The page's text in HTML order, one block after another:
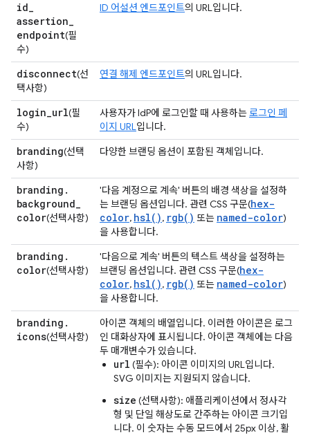
id_
assertion_
endpoint(필
수)
ID 어설션 엔드포인트의 URL입니다.
disconnect(선
택사항)
연결 해제 엔드포인트의 URL입니다.
login_url(필
수)
사용자가 IdP에 로그인할 때 사용하는로그인 페
이지 URL입니다.
branding(선택
사항)
다양한 브랜딩 옵션이 포함된 객체입니다.
branding .
background_
color(선택사항)
'다음 계정으로 계속' 버튼의 배경 색상을 설정하
는 브랜딩 옵션입니다. 관련 CSS 구문(hex-
color, hsl(), rgb() 또는 named-color)
을 사용합니다.
branding .
color(선택사항)
'다음으로 계속' 버튼의 텍스트 색상을 설정하는
브랜딩 옵션입니다. 관련 CSS 구문(hex-
color, hsl(), rgb() 또는 named-color)
을 사용합니다.
branding .
icons(선택사항)
아이콘 객체의 배열입니다. 이러한 아이콘은 로그
인 대화상자에 표시됩니다. 아이콘 객체에는 다음
두 매개변수가 있습니다.
url (필수): 아이콘 이미지의 URL입니다.
SVG 이미지는 지원되지 않습니다.
size (선택사항): 애플리케이션에서 정사각
형 및 단일 해상도로 간주하는 아이콘 크기입
니다. 이 숫자는 수동 모드에서 25px 이상, 활